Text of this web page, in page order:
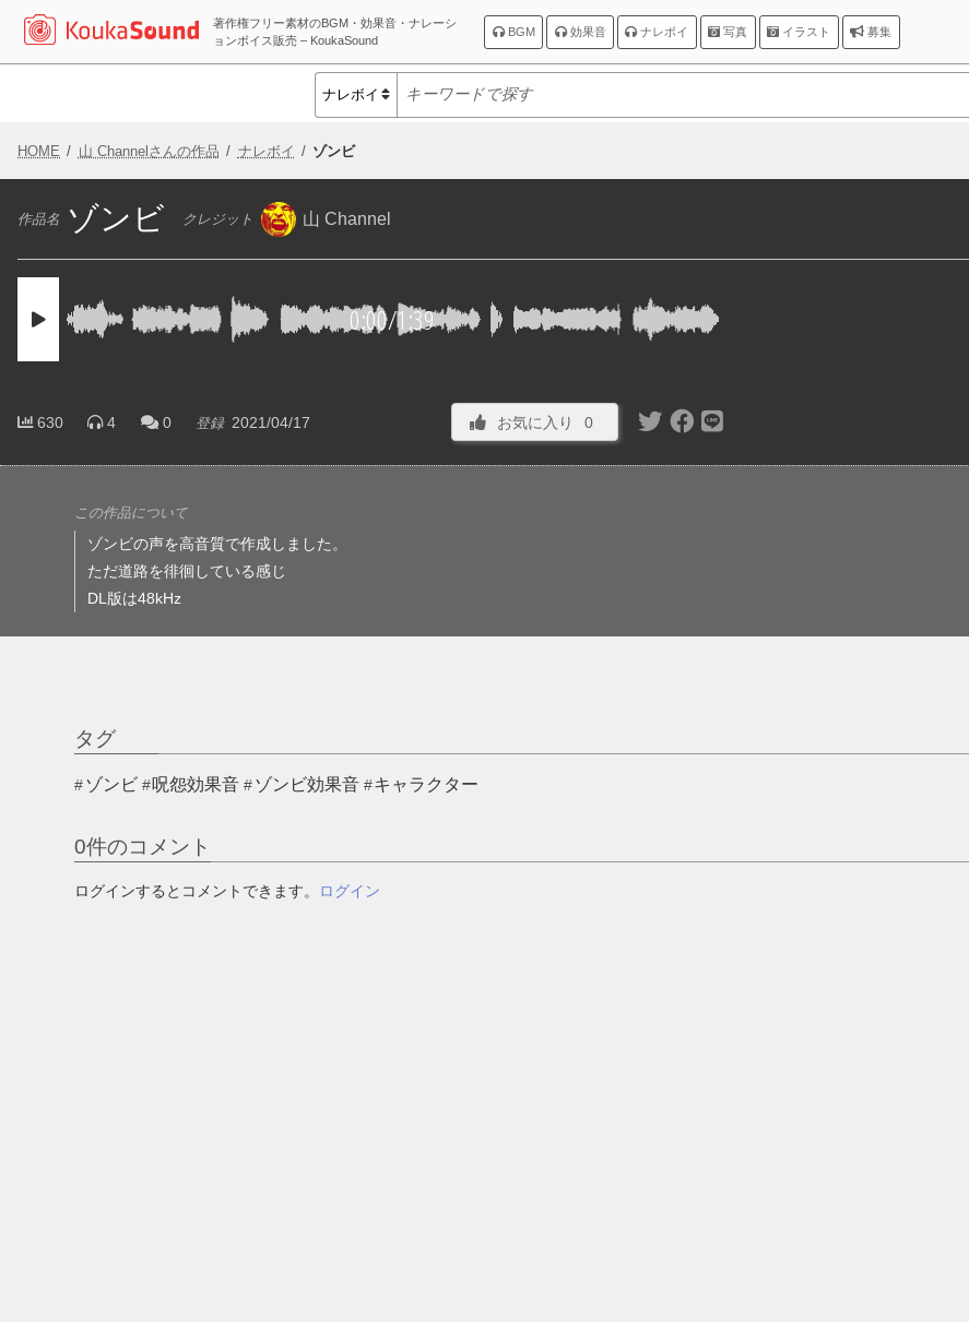
著作権フリー素材のBGM・効果音・ナレーシ
ョンボイス販売 – KoukaSound
BGM 効果音 ナレボイ 写真 イラスト 募集
HOME 山 Channelさんの作品 ナレボイ ゾンビ
作品名 ゾンビ クレジット 山 Channel
0:00/1:39
630 4 0 登録 2021/04/17 お気に入り 0
この作品について
ゾンビの声を高音質で作成しました。
ただ道路を徘徊している感じ
DL版は48kHz
タグ
ゾンビ 呪怨効果音 ゾンビ効果音 キャラクター
0件のコメント
ログインするとコメントできます。 ログイン